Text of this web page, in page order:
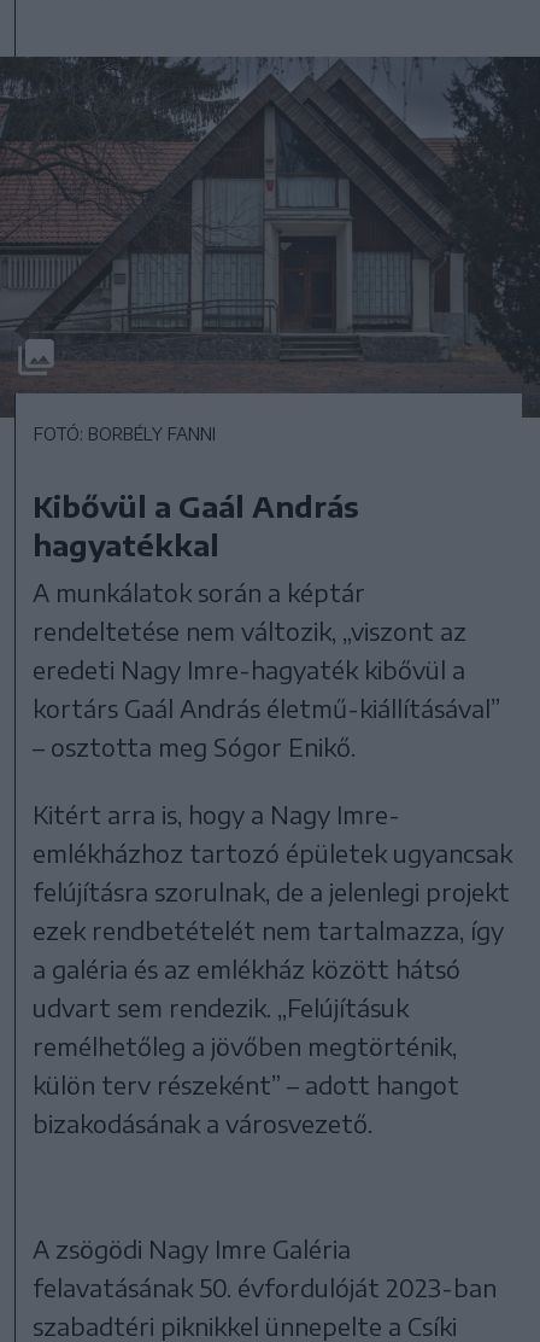
FOTÓ: BORBÉLY FANNI
Kibővül a Gaál András
hagyatékkal
A munkálatok során a képtár
rendeltetése nem változik, „viszont az
eredeti Nagy Imre-hagyaték kibővül a
kortárs Gaál András életmű-kiállításával”
– osztotta meg Sógor Enikő.
Kitért arra is, hogy a Nagy Imre-
emlékházhoz tartozó épületek ugyancsak
felújításra szorulnak, de a jelenlegi projekt
ezek rendbetételét nem tartalmazza, így
a galéria és az emlékház között hátsó
udvart sem rendezik. „Felújításuk
remélhetőleg a jövőben megtörténik,
külön terv részeként” – adott hangot
bizakodásának a városvezető.
A zsögödi Nagy Imre Galéria
felavatásának 50. évfordulóját 2023-ban
szabadtéri piknikkel ünnepelte a Csíki